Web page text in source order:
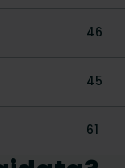
46
45
61